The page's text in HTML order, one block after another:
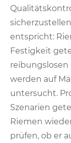
entspricht:
Festigkeit
werden auf
untersucht.
Szenarien
Riemen
prüfen, ob er